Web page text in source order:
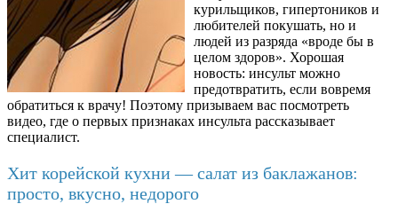
курильщиков, гипертоников и
любителей покушать, но и
людей из разряда «вроде бы в
целом здоров». Хорошая
новость: инсульт можно
предотвратить, если вовремя
обратиться к врачу! Поэтому призываем вас посмотреть
видео, где о первых признаках инсульта рассказывает
специалист.
Хит корейской кухни — салат из баклажанов:
просто, вкусно, недорого